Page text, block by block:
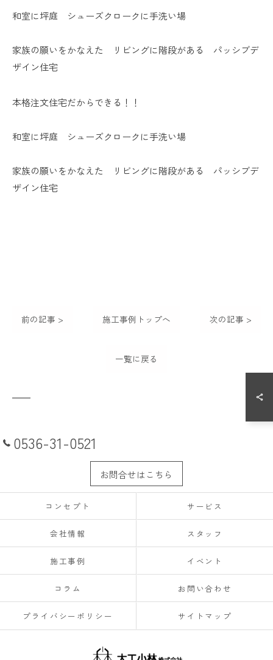
和室に坪庭 シューズクロークに手洗い場
家族の願いをかなえた リビングに階段がある パッシブデ
ザイン住宅
本格注文住宅だからできる！！
和室に坪庭 シューズクロークに手洗い場
家族の願いをかなえた リビングに階段がある パッシブデ
ザイン住宅
前の記事 > 施工事例トップへ 次の記事 >
一覧に戻る
0536-31-0521
お問合せはこちら
コンセプト サービス
会社情報 スタッフ
施工事例 イベント
コラム お問い合わせ
プライバシーポリシー サイトマップ